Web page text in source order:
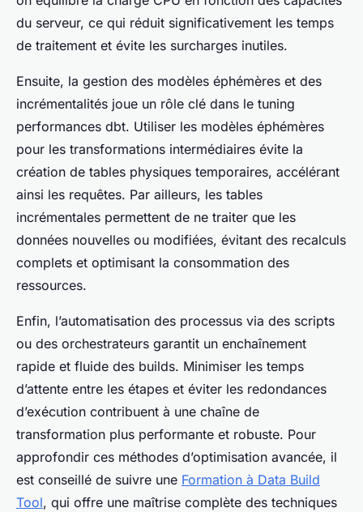
du serveur, ce qui réduit significativement les temps
de traitement et évite les surcharges inutiles.
Ensuite, la gestion des modèles éphémères et des
incrémentalités joue un rôle clé dans le tuning
performances dbt. Utiliser les modèles éphémères
pour les transformations intermédiaires évite la
création de tables physiques temporaires, accélérant
ainsi les requêtes. Par ailleurs, les tables
incrémentales permettent de ne traiter que les
données nouvelles ou modifiées, évitant des recalculs
complets et optimisant la consommation des
ressources.
Enfin, l’automatisation des processus via des scripts
ou des orchestrateurs garantit un enchaînement
rapide et fluide des builds. Minimiser les temps
d’attente entre les étapes et éviter les redondances
d’exécution contribuent à une chaîne de
transformation plus performante et robuste. Pour
approfondir ces méthodes d’optimisation avancée, il
est conseillé de suivre une Formation à Data Build
Tool, qui offre une maîtrise complète des techniques